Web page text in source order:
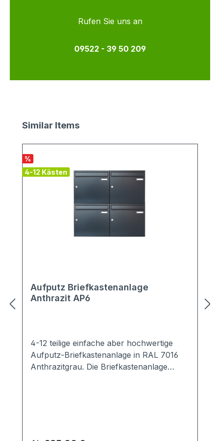
Rufen Sie uns an
09522 - 39 50 209
Produktgalerie überspringen
Similar Items
%
4-12 Kästen
Aufputz Briefkastenanlage
Anthrazit AP6
4-12 teilige einfache aber hochwertige
Aufputz-Briefkastenanlage in RAL 7016
Anthrazitgrau. Die Briefkastenanlage
Innen- aus auch den Außenberich